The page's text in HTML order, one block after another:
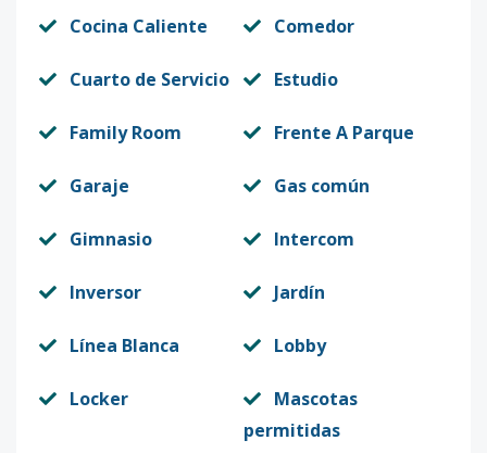
Cocina Caliente Comedor
Cuarto de Servicio Estudio
Family Room Frente A Parque
Garaje Gas común
Gimnasio Intercom
Inversor Jardín
Línea Blanca Lobby
Locker
Mascotas
permitidas